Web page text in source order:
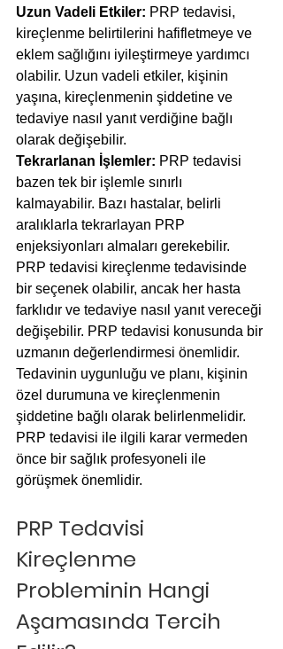
Uzun Vadeli Etkiler: PRP tedavisi,
kireçlenme belirtilerini hafifletmeye ve
eklem sağlığını iyileştirmeye yardımcı
olabilir. Uzun vadeli etkiler, kişinin
yaşına, kireçlenmenin şiddetine ve
tedaviye nasıl yanıt verdiğine bağlı
olarak değişebilir.
Tekrarlanan İşlemler: PRP tedavisi
bazen tek bir işlemle sınırlı
kalmayabilir. Bazı hastalar, belirli
aralıklarla tekrarlayan PRP
enjeksiyonları almaları gerekebilir.
PRP tedavisi kireçlenme tedavisinde
bir seçenek olabilir, ancak her hasta
farklıdır ve tedaviye nasıl yanıt vereceği
değişebilir. PRP tedavisi konusunda bir
uzmanın değerlendirmesi önemlidir.
Tedavinin uygunluğu ve planı, kişinin
özel durumuna ve kireçlenmenin
şiddetine bağlı olarak belirlenmelidir.
PRP tedavisi ile ilgili karar vermeden
önce bir sağlık profesyoneli ile
görüşmek önemlidir.
PRP Tedavisi
Kireçlenme
Probleminin Hangi
Aşamasında Tercih